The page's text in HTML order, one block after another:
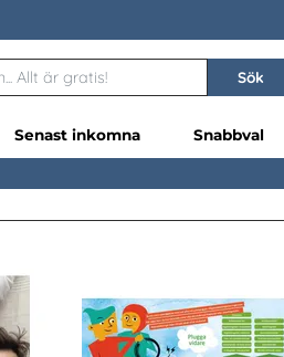
Sök
Senast inkomna Snabbval